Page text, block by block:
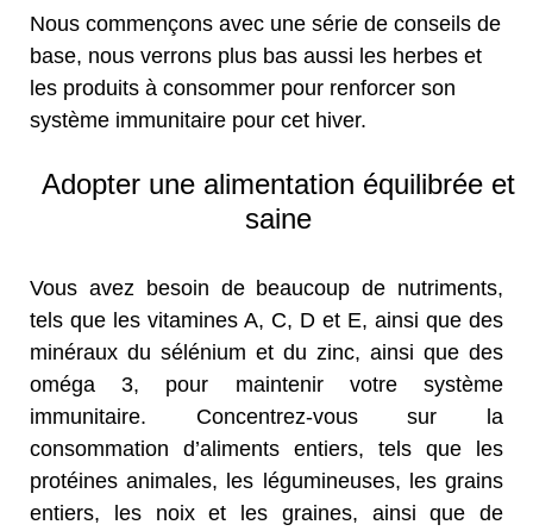
Nous commençons avec une série de conseils de
base, nous verrons plus bas aussi les herbes et
les produits à consommer pour renforcer son
système immunitaire pour cet hiver.
Adopter une alimentation équilibrée et
saine
Vous avez besoin de beaucoup de nutriments,
tels que les vitamines A, C, D et E, ainsi que des
minéraux du sélénium et du zinc, ainsi que des
oméga 3, pour maintenir votre système
immunitaire. Concentrez-vous sur la
consommation d’aliments entiers, tels que les
protéines animales, les légumineuses, les grains
entiers, les noix et les graines, ainsi que de